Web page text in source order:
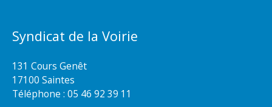
Syndicat de la Voirie
131 Cours Genêt
17100 Saintes
Téléphone : 05 46 92 39 11